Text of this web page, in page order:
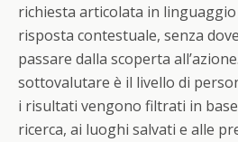
richiesta articolata in
risposta contestuale, senza
passare dalla scoperta
sottovalutare è il livello di
i risultati vengono filtrati in
ricerca, ai luoghi salvati e alle